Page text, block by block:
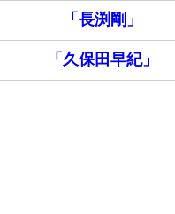
「長渕剛」
「久保田早紀」